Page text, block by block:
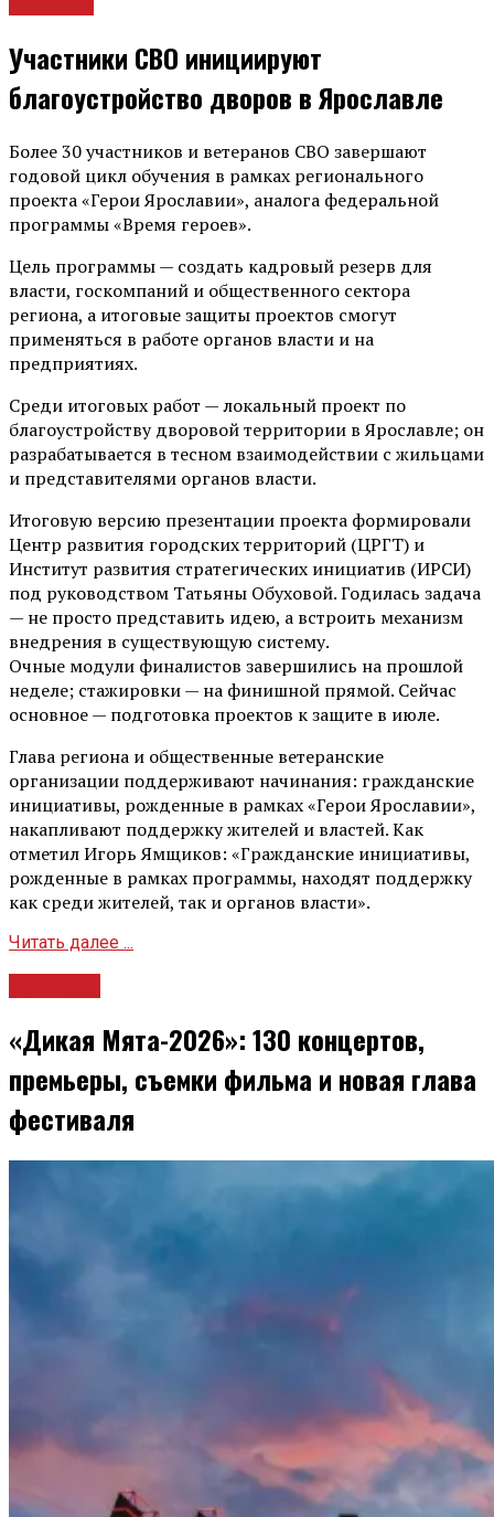
Участники СВО инициируют
благоустройство дворов в Ярославле
Более 30 участников и ветеранов СВО завершают
годовой цикл обучения в рамках регионального
проекта «Герои Ярославии», аналога федеральной
программы «Время героев».
Цель программы — создать кадровый резерв для
власти, госкомпаний и общественного сектора
региона, а итоговые защиты проектов смогут
применяться в работе органов власти и на
предприятиях.
Среди итоговых работ — локальный проект по
благоустройству дворовой территории в Ярославле; он
разрабатывается в тесном взаимодействии с жильцами
и представителями органов власти.
Итоговую версию презентации проекта формировали
Центр развития городских территорий (ЦРГТ) и
Институт развития стратегических инициатив (ИРСИ)
под руководством Татьяны Обуховой. Годилась задача
— не просто представить идею, а встроить механизм
внедрения в существующую систему.
Очные модули финалистов завершились на прошлой
неделе; стажировки — на финишной прямой. Сейчас
основное — подготовка проектов к защите в июле.
Глава региона и общественные ветеранские
организации поддерживают начинания: гражданские
инициативы, рожденные в рамках «Герои Ярославии»,
накапливают поддержку жителей и властей. Как
отметил Игорь Ямщиков: «Гражданские инициативы,
рожденные в рамках программы, находят поддержку
как среди жителей, так и органов власти».
Читать далее ...
«Дикая Мята-2026»: 130 концертов,
премьеры, съемки фильма и новая глава
фестиваля